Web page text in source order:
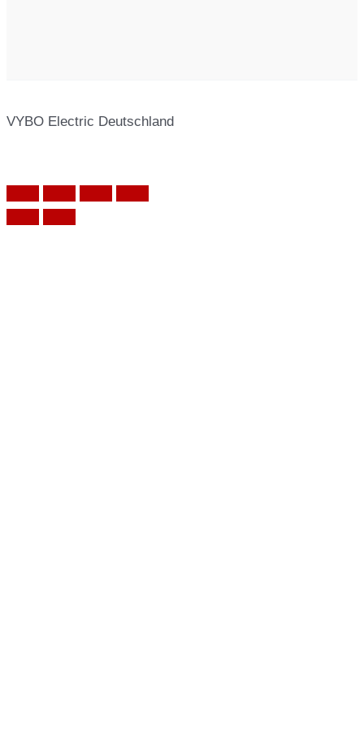
VYBO Electric Deutschland